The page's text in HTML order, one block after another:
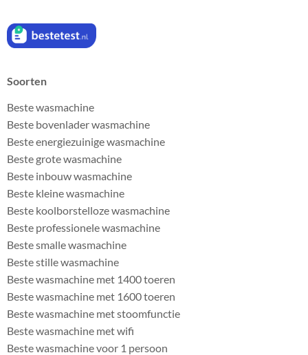
Soorten
Beste wasmachine
Beste bovenlader wasmachine
Beste energiezuinige wasmachine
Beste grote wasmachine
Beste inbouw wasmachine
Beste kleine wasmachine
Beste koolborstelloze wasmachine
Beste professionele wasmachine
Beste smalle wasmachine
Beste stille wasmachine
Beste wasmachine met 1400 toeren
Beste wasmachine met 1600 toeren
Beste wasmachine met stoomfunctie
Beste wasmachine met wifi
Beste wasmachine voor 1 persoon